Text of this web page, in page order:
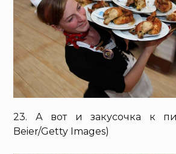
23. А вот и закусочка к
Beier/Getty Images)